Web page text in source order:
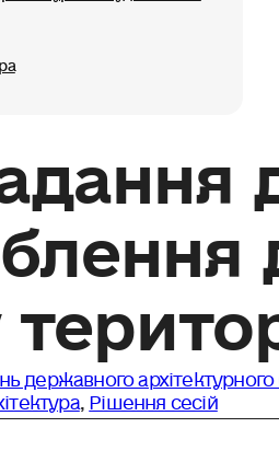
державного
,Рішення сесій